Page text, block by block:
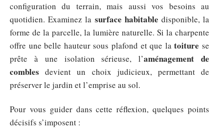
configuration du terrain, mais aussi vos besoins au
quotidien. Examinez la surface habitable disponible, la
forme de la parcelle, la lumière naturelle. Si la charpente
offre une belle hauteur sous plafond et que latoiture se
prête à une isolation sérieuse, l’aménagement de
combles devient un choix judicieux, permettant de
préserver le jardin et l’emprise au sol.
Pour vous guider dans cette réflexion, quelques points
décisifs s’imposent :